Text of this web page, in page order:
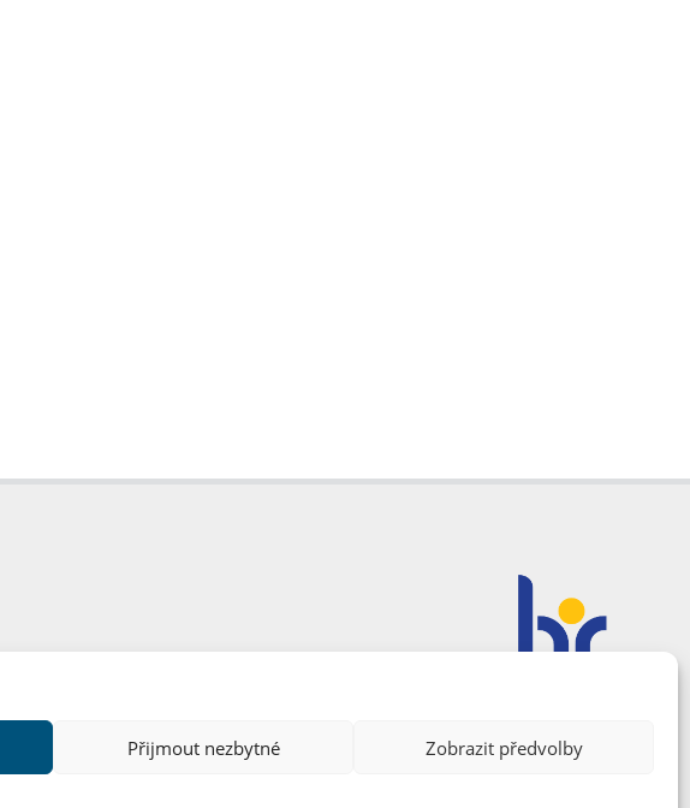
Přijmout nezbytné Zobrazit předvolby